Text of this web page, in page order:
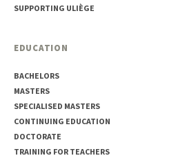
SUPPORTING ULIÈGE
EDUCATION
BACHELORS
MASTERS
SPECIALISED MASTERS
CONTINUING EDUCATION
DOCTORATE
TRAINING FOR TEACHERS